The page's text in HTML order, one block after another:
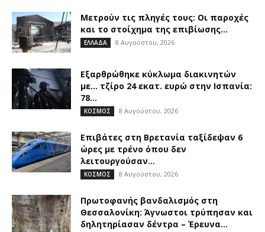
Μετρούν τις πληγές τους: Οι παροχές
και το στοίχημα της επιβίωσης...
ΕΛΛΑΔΑ 8 Αυγούστου, 2026
Εξαρθρώθηκε κύκλωμα διακινητών
με… τζίρο 24 εκατ. ευρώ στην Ισπανία:
78...
ΚΟΣΜΟΣ 8 Αυγούστου, 2026
Επιβάτες στη Βρετανία ταξίδεψαν 6
ώρες με τρένο όπου δεν
λειτουργούσαν...
ΚΟΣΜΟΣ 8 Αυγούστου, 2026
Πρωτοφανής βανδαλισμός στη
Θεσσαλονίκη: Άγνωστοι τρύπησαν και
δηλητηρίασαν δέντρα – Έρευνα...